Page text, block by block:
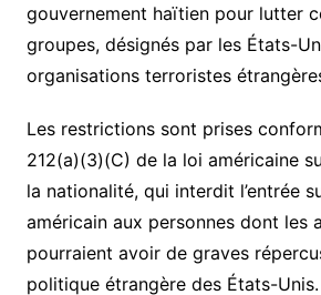
gouvernement haïtien pour lutter
groupes, désignés par les États-
organisations terroristes
Les restrictions sont prises
212(a)(3)(C) de la loi américaine
la nationalité, qui interdit l’entrée
américain aux personnes dont les
pourraient avoir de graves
politique étrangère des États-Unis.